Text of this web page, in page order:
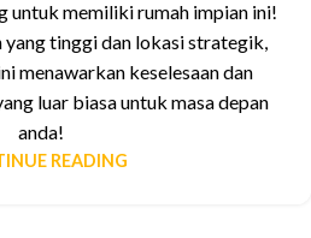
untuk memiliki rumah impian ini!
yang tinggi dan lokasi strategik,
menawarkan keselesaan dan
luar biasa untuk masa depan
anda!
READING